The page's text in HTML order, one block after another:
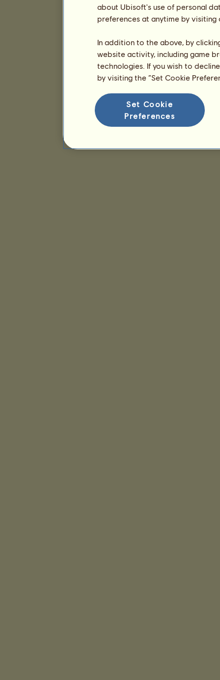
about Ubisoft's use of personal
preferences at anytime by
In addition to the above, by
website activity, including game
technologies. If you wish to
by visiting the “Set Cookie
Set Cookie
Preferences